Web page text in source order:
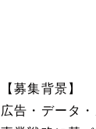
【募集背景】
広告・データ